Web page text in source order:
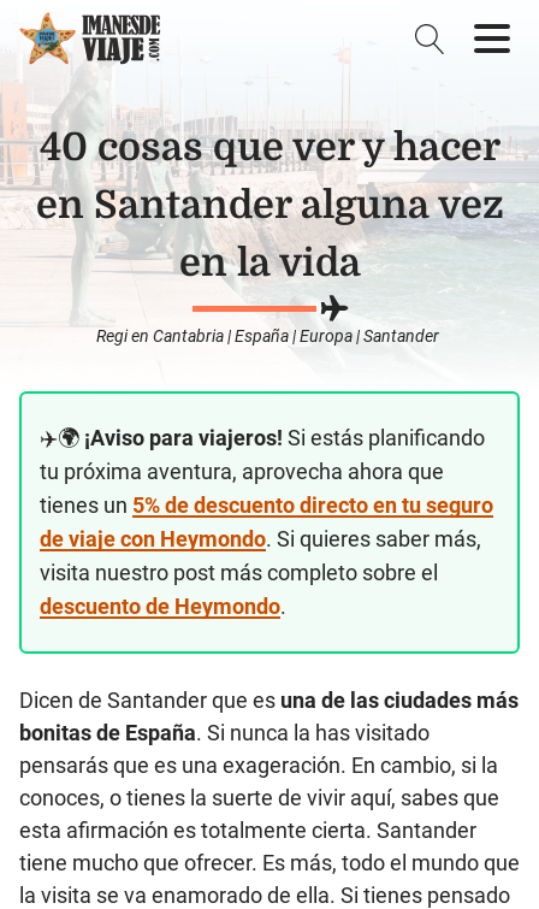
40 cosas que ver y hacer
en Santander alguna vez
en la vida
Regien Cantabria|España|Europa|Santander
✈️🌍 ¡Aviso para viajeros! Si estás planificando
tu próxima aventura, aprovecha ahora que
tienes un 5% de descuento directo en tu seguro
de viaje con Heymondo. Si quieres saber más,
visita nuestro post más completo sobre el
descuento de Heymondo.
Dicen de Santander que es una de lasciudades más
bonitas de España. Si nunca la has visitado
pensarás que es una exageración. En cambio, si la
conoces, o tienes la suerte de vivir aquí, sabes que
esta afirmación es totalmente cierta. Santander
tiene mucho que ofrecer. Es más, todo el mundo que
la visita se va enamorado de ella. Si tienes pensado